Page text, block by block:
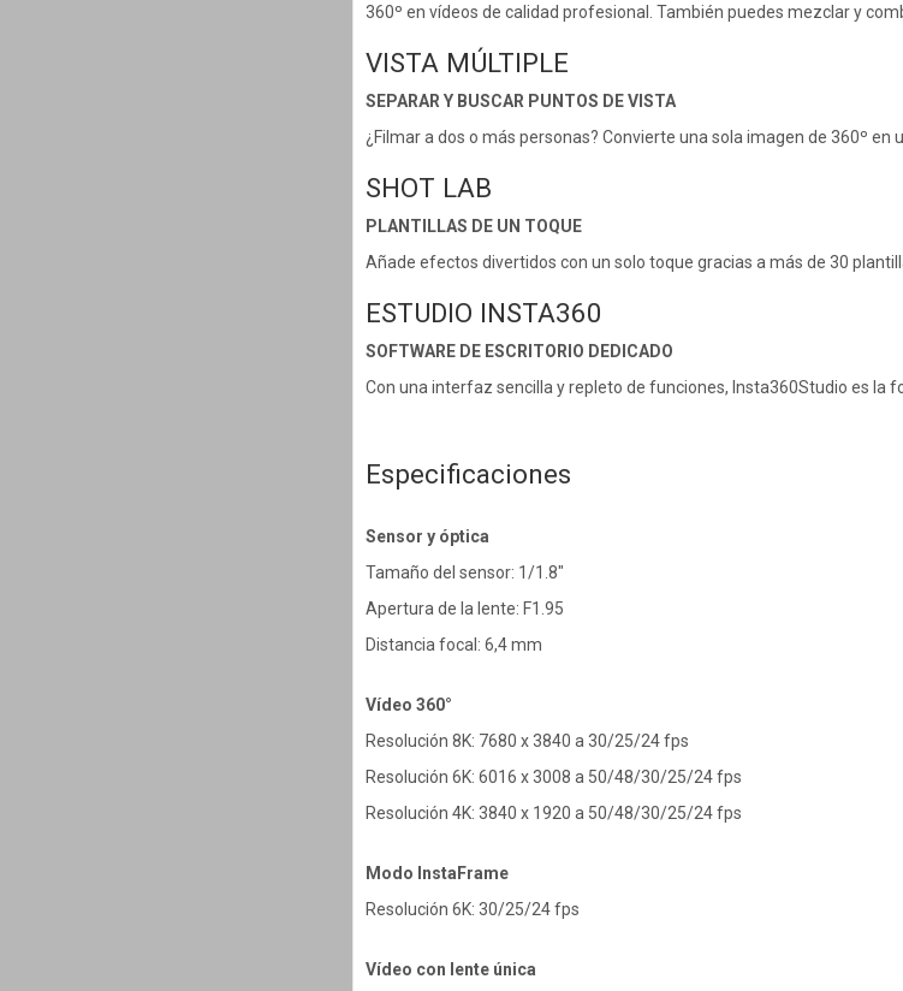
360º en vídeos de calidad profesional. También puedes mezclar y
VISTA MÚLTIPLE
SEPARAR Y BUSCAR PUNTOS DE VISTA
¿Filmar a dos o más personas? Convierte una sola imagen de 360º
SHOT LAB
PLANTILLAS DE UN TOQUE
Añade efectos divertidos con un solo toque gracias a más de 30
ESTUDIO INSTA360
SOFTWARE DE ESCRITORIO DEDICADO
Con una interfaz sencilla y repleto de funciones, Insta360Studio es la
Especificaciones
Sensor y óptica
Tamaño del sensor: 1/1.8"
Apertura de la lente: F1.95
Distancia focal: 6,4 mm
Vídeo 360°
Resolución 8K: 7680 x 3840 a 30/25/24 fps
Resolución 6K: 6016 x 3008 a 50/48/30/25/24 fps
Resolución 4K: 3840 x 1920 a 50/48/30/25/24 fps
Modo InstaFrame
Resolución 6K: 30/25/24 fps
Vídeo con lente única